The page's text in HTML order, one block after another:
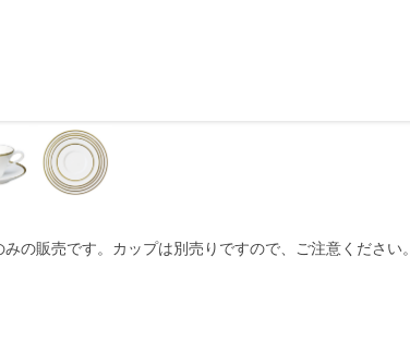
の販売です。カップは別売りですので、ご注意ください。